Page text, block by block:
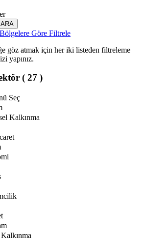
Göre Filtrele
göz atmak için her iki listeden filtreleme
yapınız.
( 27 )
Seç
Kalkınma